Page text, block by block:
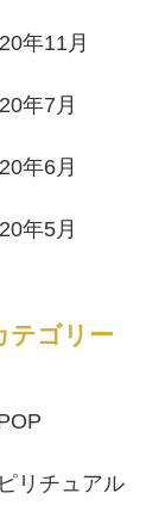
年11月
年7月
年6月
年5月
テゴリー
リチュアル